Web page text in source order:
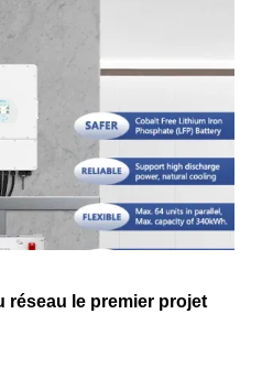
réseau le premier projet